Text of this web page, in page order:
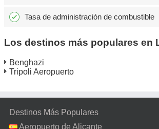
Tasa de administración de combustible
Los destinos más populares en
Benghazi
Tripoli Aeropuerto
Destinos Más Populares
Aeropuerto de Alicante